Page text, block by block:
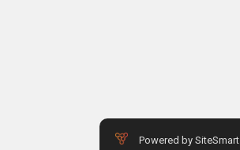
Powered by SiteSmart